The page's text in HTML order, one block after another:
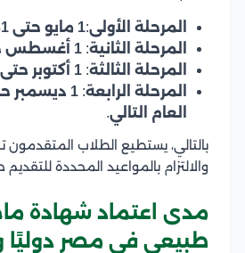
المرحلة الأولى:1 مايو حتى 31 يوليو.
المرحلة الثانية: 1 أغسطس حتى 30 سبتمبر
المرحلة الثالثة: 1 أكتوبر حتى 15 نوفمبر
المرحلة الرابعة:
العام التالي.
بالتالي، يستطيع الطلاب المتقدمون
والالتزام بالمواعيد المحددة
مدى اعتماد شهادة
طبيعي في مصر دوليًا